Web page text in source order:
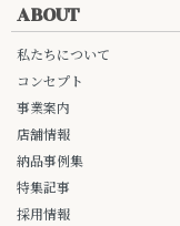
ABOUT
私たちについて
コンセプト
事業案内
店舗情報
納品事例集
特集記事
採用情報